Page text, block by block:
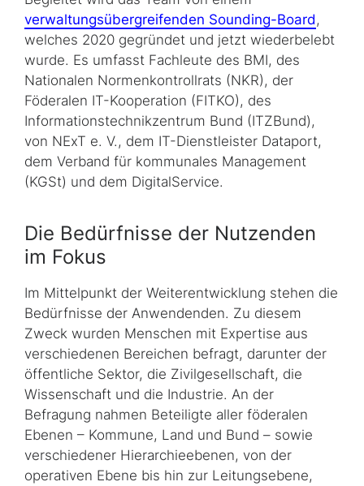
verwaltungsübergreifenden Sounding-Board ,
welches 2020 gegründet und jetzt wiederbelebt
wurde. Es umfasst Fachleute des BMI, des
Nationalen Normenkontrollrats (NKR), der
Föderalen IT-Kooperation (FITKO), des
Informationstechnikzentrum Bund (ITZBund),
von NExT e. V., dem IT-Dienstleister Dataport,
dem Verband für kommunales Management
(KGSt) und dem DigitalService.
Die Bedürfnisse der Nutzenden
im Fokus
Im Mittelpunkt der Weiterentwicklung stehen die
Bedürfnisse der Anwendenden. Zu diesem
Zweck wurden Menschen mit Expertise aus
verschiedenen Bereichen befragt, darunter der
öffentliche Sektor, die Zivilgesellschaft, die
Wissenschaft und die Industrie. An der
Befragung nahmen Beteiligte aller föderalen
Ebenen – Kommune, Land und Bund – sowie
verschiedener Hierarchieebenen, von der
operativen Ebene bis hin zur Leitungs­ebene,